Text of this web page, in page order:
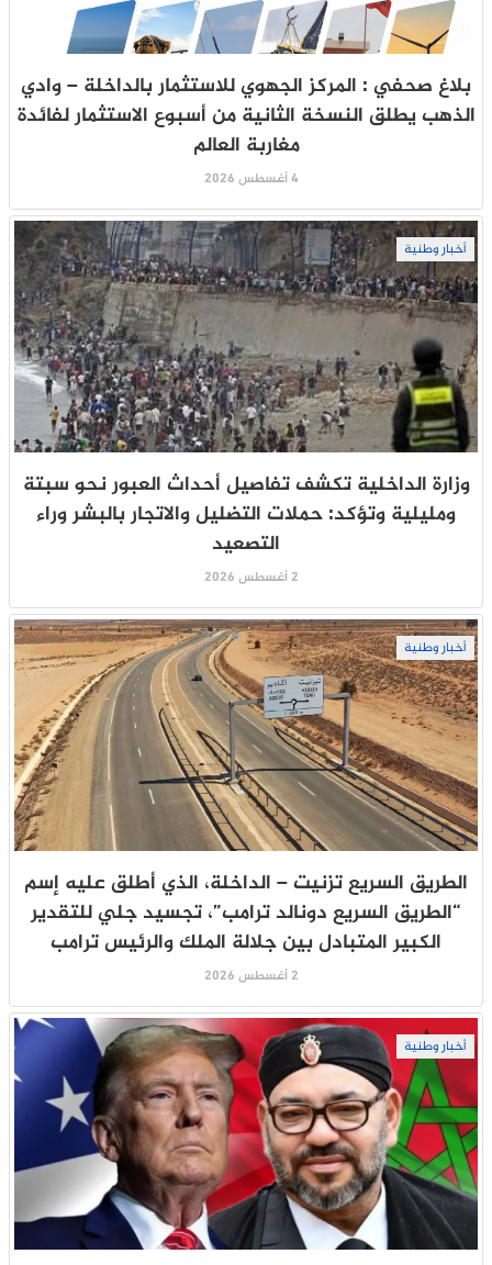
بلاغ صحفي : المركز الجهوي للاستثمار بالداخلة – وادي
الذهب يطلق النسخة الثانية من أسبوع الاستثمار لفائدة
مغاربة العالم
4 أغسطس 2026
أخبار وطنية
وزارة الداخلية تكشف تفاصيل أحداث العبور نحو سبتة
ومليلية وتؤكد: حملات التضليل والاتجار بالبشر وراء
التصعيد
2 أغسطس 2026
أخبار وطنية
الطريق السريع تزنيت – الداخلة، الذي أطلق عليه إسم
“الطريق السريع دونالد ترامب”، تجسيد جلي للتقدير
الكبير المتبادل بين جلالة الملك والرئيس ترامب
2 أغسطس 2026
أخبار وطنية